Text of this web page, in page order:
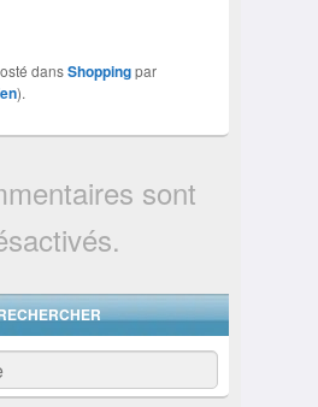
dansShoppingpar
).
sont